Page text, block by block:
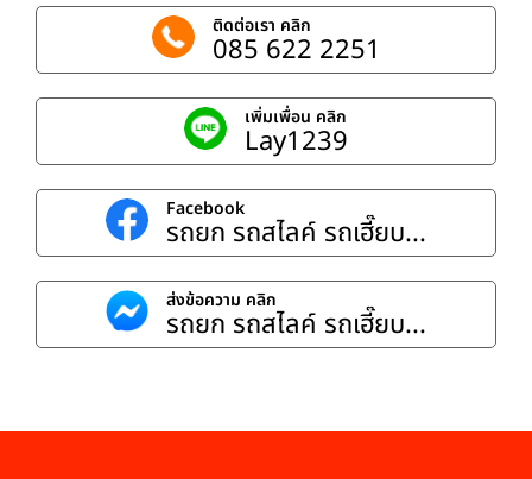
ติดต่อเรา คลิก
085 622 2251
เพิ่มเพื่อน คลิก
Lay1239
Facebook
รถยก รถสไลค์ รถเฮี๊ยบ...
ส่งข้อความ คลิก
รถยก รถสไลค์ รถเฮี๊ยบ...